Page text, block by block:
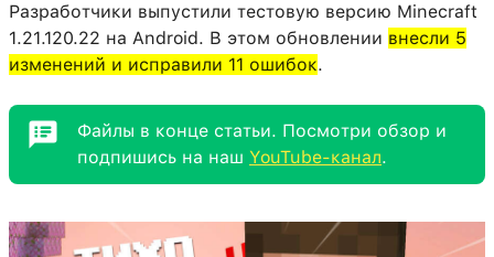
Разработчики выпустили тестовую версию Minecraft
1.21.120.22 на Android. В этом обновлении внесли 5
изменений и исправили 11 ошибок.
Файлы в конце статьи. Посмотри обзор и
подпишись на наш YouTube-канал.